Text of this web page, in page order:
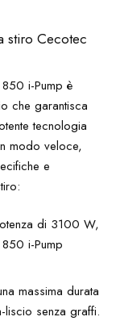
stiro Cecotec
i-Pump è
che garantisca
tecnologia
modo veloce,
e
di 3100 W,
i-Pump
massima durata
liscio senza graffi.